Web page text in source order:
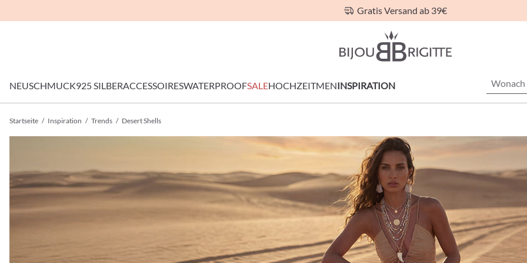
Gratis Versand ab 39€
NEUSCHMUCK925 SILBERACCESSOIRESWATERPROOFSALEHOCHZEITMENINSPIRATION
Startseite / Inspiration / Trends / Desert Shells